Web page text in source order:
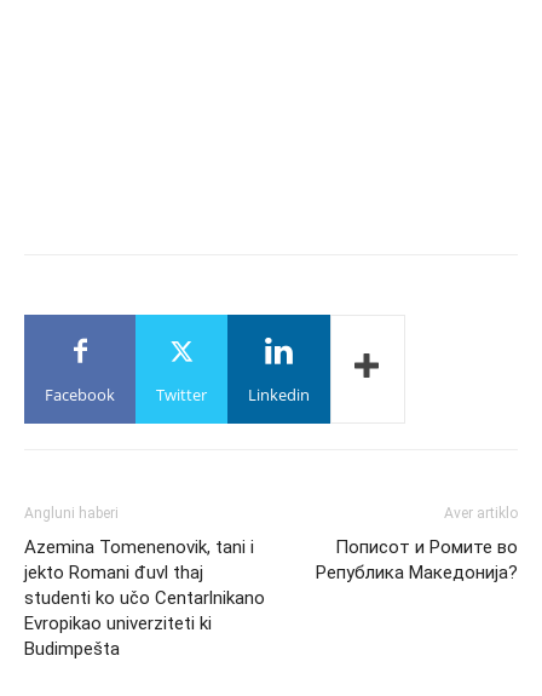
Facebook Twitter Linkedin
Angluni haberi
Azemina Tomenenovik, tani i
jekto Romani đuvl thaj
studenti ko učo Centarlnikano
Evropikao univerziteti ki
Budimpešta
Aver artiklo
Пописот и Ромите во
Република Македонија?